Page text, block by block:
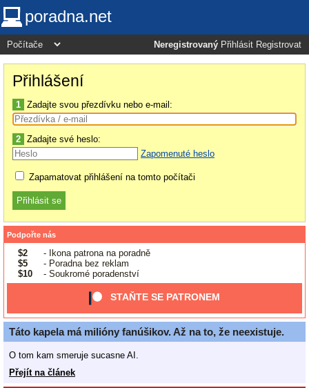
poradna.net
Neregistrovaný Přihlásit Registrovat
Přihlášení
1 Zadajte svou přezdívku nebo e-mail:
2 Zadajte své heslo:
Zapomenuté heslo
Zapamatovat přihlášení na tomto počítači
Podpořte nás
$2
- Ikona patrona na poradně
$5
- Poradna bez reklam
$10
- Soukromé poradenství
STAŇTE SE PATRONEM
Táto kapela má milióny fanúšikov. Až na to, že neexistuje.
O tom kam smeruje sucasne AI.
Přejít na článek